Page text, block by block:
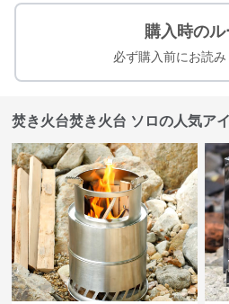
購入時の
必ず購入前にお読み
焚き火台焚き火台 ソロの人気ア